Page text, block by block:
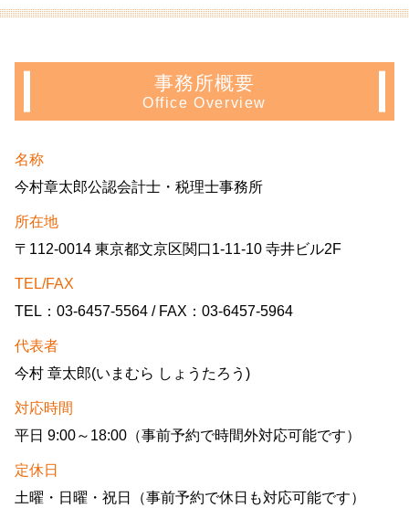
事務所概要
Office Overview
名称
今村章太郎公認会計士・税理士事務所
所在地
〒112-0014 東京都文京区関口1-11-10 寺井ビル2F
TEL/FAX
TEL：03-6457-5564 / FAX：03-6457-5964
代表者
今村 章太郎(いまむら しょうたろう)
対応時間
平日 9:00～18:00（事前予約で時間外対応可能です）
定休日
土曜・日曜・祝日（事前予約で休日も対応可能です）